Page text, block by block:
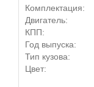
Комплектация:
Двигатель:
КПП:
Год выпуска:
Тип кузова:
Цвет: